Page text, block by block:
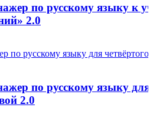
по русскому языку к
2.0
по русскому языку для
2.0